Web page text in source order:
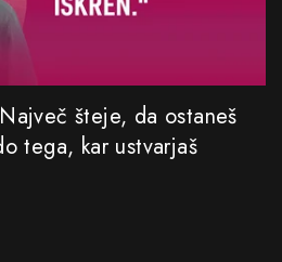
šteje, da ostaneš
tega, kar ustvarjaš